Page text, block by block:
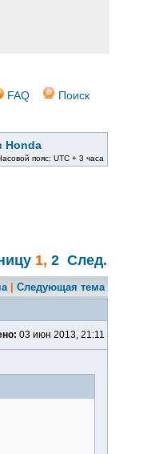
FAQ Поиск
Honda
пояс: UTC + 3 часа
1, 2 След.
| Следующая тема
03 июн 2013, 21:11